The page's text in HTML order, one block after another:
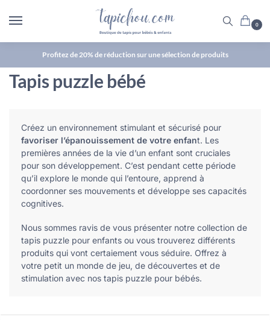
0
Profitez de 20% de réduction sur une sélection de produits
Tapis puzzle bébé
Créez un environnement stimulant et sécurisé pour
favoriser l’épanouissement de votre enfant. Les
premières années de la vie d’un enfant sont cruciales
pour son développement. C’est pendant cette période
qu’il explore le monde qui l’entoure, apprend à
coordonner ses mouvements et développe ses capacités
cognitives.
Nous sommes ravis de vous présenter notre collection de
tapis puzzle pour enfants ou vous trouverez différents
produits qui vont certaiement vous séduire. Offrez à
votre petit un monde de jeu, de découvertes et de
stimulation avec nos tapis puzzle pour bébés.